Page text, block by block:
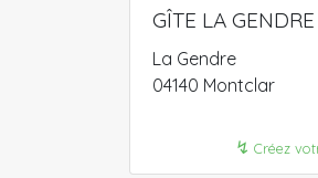
GÎTE LA GENDRE
La Gendre
04140 Montclar
↯ Créez